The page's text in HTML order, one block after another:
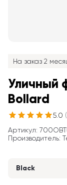
На заказ 2
Уличный
Bollard
5.0 (
Артикул:
Производитель:
Black